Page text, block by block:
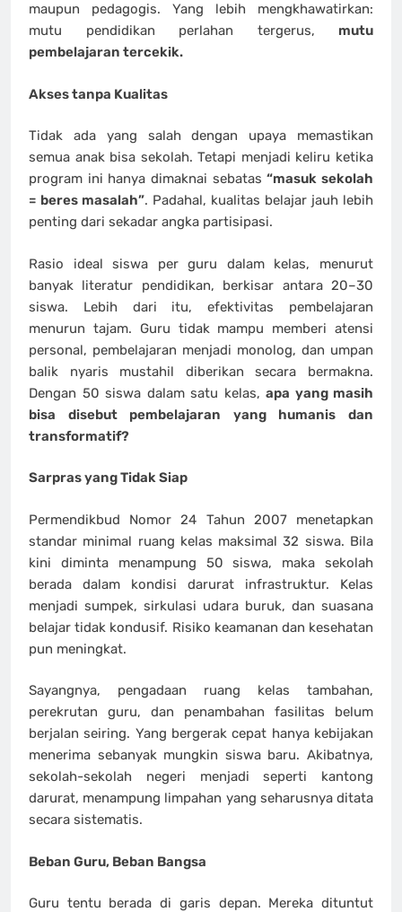
maupun pedagogis. Yang lebih mengkhawatirkan:
mutu pendidikan perlahan tergerus, mutu
pembelajaran tercekik.
Akses tanpa Kualitas
Tidak ada yang salah dengan upaya memastikan
semua anak bisa sekolah. Tetapi menjadi keliru ketika
program ini hanya dimaknai sebatas“masuk sekolah
= beres masalah”. Padahal, kualitas belajar jauh lebih
penting dari sekadar angka partisipasi.
Rasio ideal siswa per guru dalam kelas, menurut
banyak literatur pendidikan, berkisar antara 20–30
siswa. Lebih dari itu, efektivitas pembelajaran
menurun tajam. Guru tidak mampu memberi atensi
personal, pembelajaran menjadi monolog, dan umpan
balik nyaris mustahil diberikan secara bermakna.
Dengan 50 siswa dalam satu kelas, apa yang masih
bisa disebut pembelajaran yang humanis dan
transformatif?
Sarpras yang Tidak Siap
Permendikbud Nomor 24 Tahun 2007 menetapkan
standar minimal ruang kelas maksimal 32 siswa. Bila
kini diminta menampung 50 siswa, maka sekolah
berada dalam kondisi darurat infrastruktur. Kelas
menjadi sumpek, sirkulasi udara buruk, dan suasana
belajar tidak kondusif. Risiko keamanan dan kesehatan
pun meningkat.
Sayangnya, pengadaan ruang kelas tambahan,
perekrutan guru, dan penambahan fasilitas belum
berjalan seiring. Yang bergerak cepat hanya kebijakan
menerima sebanyak mungkin siswa baru. Akibatnya,
sekolah-sekolah negeri menjadi seperti kantong
darurat, menampung limpahan yang seharusnya ditata
secara sistematis.
Beban Guru, Beban Bangsa
Guru tentu berada di garis depan. Mereka dituntut